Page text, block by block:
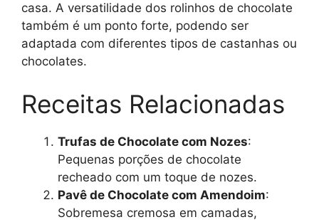
casa. A versatilidade dos rolinhos de chocolate
também é um ponto forte, podendo ser
adaptada com diferentes tipos de castanhas ou
chocolates.
Receitas Relacionadas
Trufas de Chocolate com Nozes:
Pequenas porções de chocolate
recheado com um toque de nozes.
Pavê de Chocolate com Amendoim:
Sobremesa cremosa em camadas,